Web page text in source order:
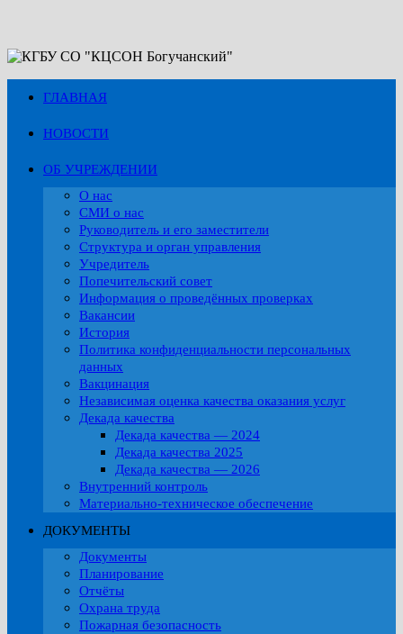
Перейти
к
содержимому
ГЛАВНАЯ
НОВОСТИ
ОБ УЧРЕЖДЕНИИ
О нас
СМИ о нас
Руководитель и его заместители
Структура и орган управления
Учредитель
Попечительский совет
Информация о проведённых проверках
Вакансии
История
Политика конфиденциальности персональных
данных
Вакцинация
Независимая оценка качества оказания услуг
Декада качества
Декада качества — 2024
Декада качества 2025
Декада качества — 2026
Внутренний контроль
Материально-техническое обеспечение
ДОКУМЕНТЫ
Документы
Планирование
Отчёты
Охрана труда
Пожарная безопасность